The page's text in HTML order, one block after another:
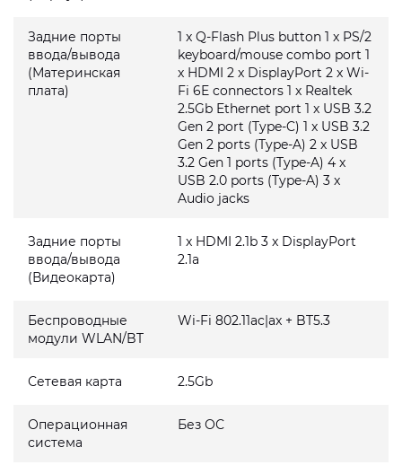
Задние порты
ввода/вывода
(Материнская
плата)
1 x Q-Flash Plus button 1 x PS/2
keyboard/mouse combo port 1
x HDMI 2 x DisplayPort 2 x Wi-
Fi 6E connectors 1 x Realtek
2.5Gb Ethernet port 1 x USB 3.2
Gen 2 port (Type-C) 1 x USB 3.2
Gen 2 ports (Type-A) 2 x USB
3.2 Gen 1 ports (Type-A) 4 x
USB 2.0 ports (Type-A) 3 x
Audio jacks
Задние порты
ввода/вывода
(Видеокарта)
1 x HDMI 2.1b 3 x DisplayPort
2.1a
Беспроводные
модули WLAN/BT
Wi-Fi 802.11ac|ax + BT5.3
Сетевая карта 2.5Gb
Операционная
система
Без ОС